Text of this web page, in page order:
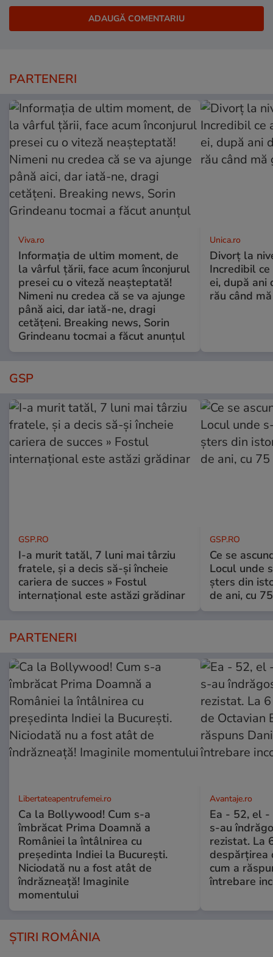
PARTENERI
Viva.ro
Informația de ultim moment, de
la vârful țării, face acum înconjurul
presei cu o viteză neașteptată!
Nimeni nu credea că se va ajunge
până aici, dar iată-ne, dragi
cetățeni. Breaking news, Sorin
Grindeanu tocmai a făcut anunțul
Unica.ro
Divorț la
Incredibil
ei, după ani
rău când
GSP
GSP.RO
I-a murit tatăl, 7 luni mai târziu
fratele, și a decis să-și încheie
cariera de succes » Fostul
internațional este astăzi grădinar
GSP.RO
Ce se
Locul unde
șters din
de ani, cu
PARTENERI
Libertateapentrufemei.ro
Ca la Bollywood! Cum s-a
îmbrăcat Prima Doamnă a
României la întâlnirea cu
președinta Indiei la București.
Niciodată nu a fost atât de
îndrăzneață! Imaginile
momentului
Avantaje.ro
Ea - 52, el -
s-au
rezistat. La
despărțirea
cum a
întrebare
ȘTIRI ROMÂNIA